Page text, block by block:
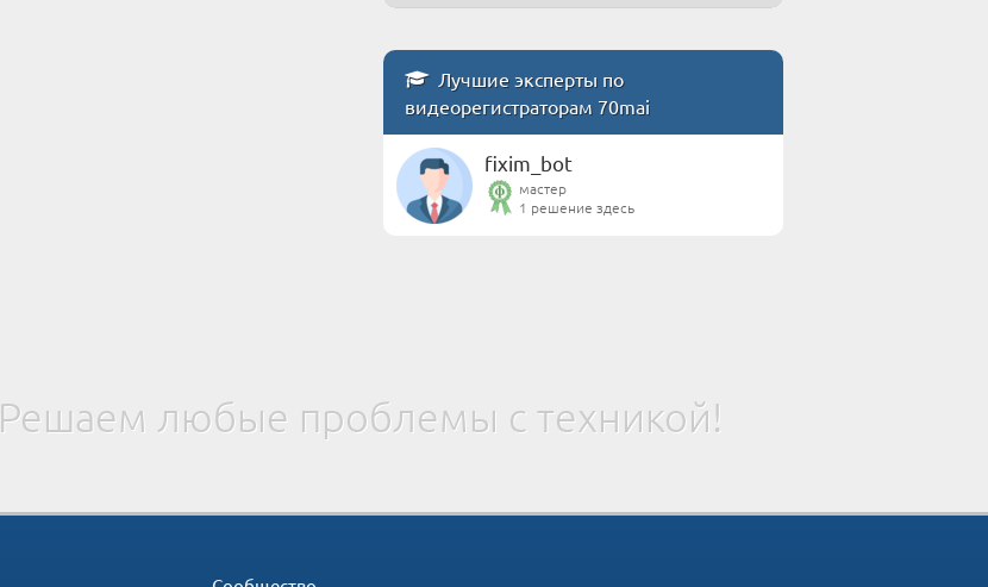
Лучшие эксперты по
видеорегистраторам 70mai
fixim_bot
мастер
1 решение здесь
Решаем любые проблемы с техникой!